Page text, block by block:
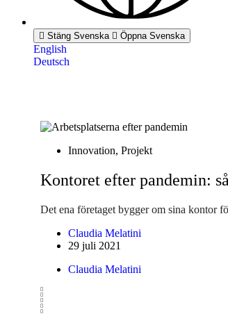
Stäng Svenska Öppna Svenska
English
Deutsch
Innovation, Projekt
Kontoret efter pandemin:
Det ena företaget bygger om sina kontor
Claudia Melatini
29 juli 2021
Claudia Melatini